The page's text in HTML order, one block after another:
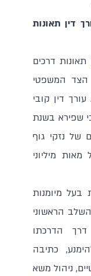
דין תאונות
דרכים
את הצד המשפטי
דין קובי
שפירא בשנת
מעל 12,000 מקרים של נזקי גוף
מיליוני
בעל מיומנות
הראשוני
הדרכתו
כתיבה
ניהול משא